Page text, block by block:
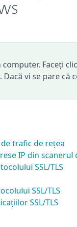
Faceți
vi se pare că
trafic de rețea
IP din
SSL/TLS
SSL/TLS
SSL/TLS